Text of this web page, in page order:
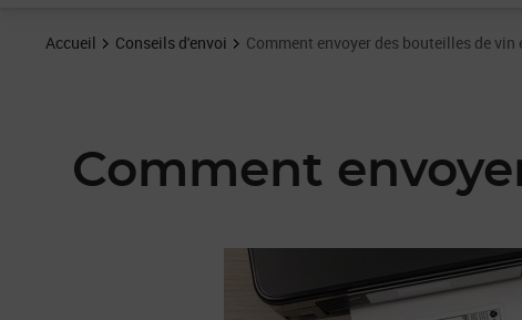
Accueil Conseils d'envoi Comment envoyer des bouteilles de vin
Comment